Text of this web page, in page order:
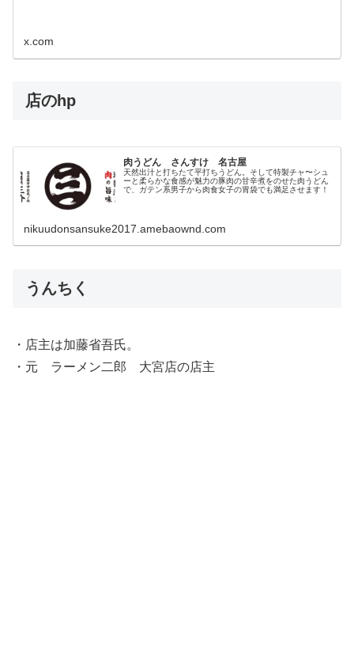
x.com
店のhp
肉うどん さんすけ 名古屋
天然出汁と打ちたて平打ちうどん。そして特製チャ〜シュ
ーと柔らかな食感が魅力の豚肉の甘辛煮をのせた肉うどん
で、ガテン系男子から肉食女子の胃袋でも満足させます！
nikuudonsansuke2017.amebaownd.com
うんちく
・店主は加藤省吾氏。
・元 ラーメン二郎 大宮店の店主